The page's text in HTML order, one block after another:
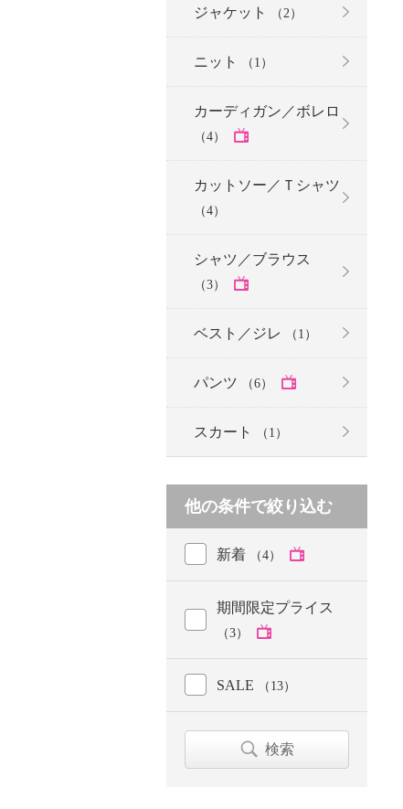
ジャケット （2）
ニット （1）
カーディガン／ボレロ
（4）
カットソー／Ｔシャツ
（4）
シャツ／ブラウス
（3）
ベスト／ジレ （1）
パンツ （6）
スカート （1）
他の条件で絞り込む
新着 （4）
期間限定プライス
（3）
SALE （13）
検索